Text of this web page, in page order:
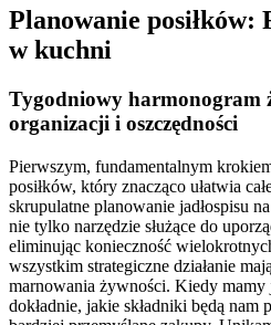
Planowanie posiłków:
w kuchni
Tygodniowy harmonogram
organizacji i oszczędności
Pierwszym, fundamentalnym
posiłków, który znacząco ułatwia
skrupulatne planowanie jadłospisu
nie tylko narzędzie służące do
eliminując konieczność
wszystkim strategiczne działanie
marnowania żywności. Kiedy
dokładnie, jakie składniki będą nam